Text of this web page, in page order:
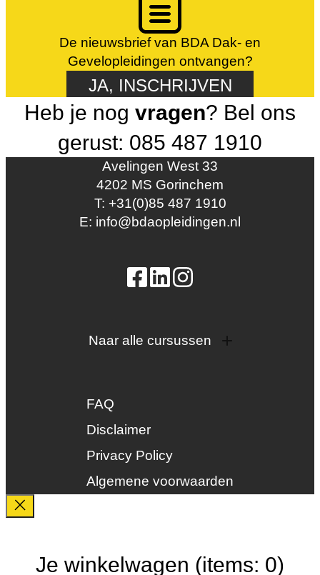
De nieuwsbrief van BDA Dak- en
Gevelopleidingen ontvangen?
JA, INSCHRIJVEN
Heb je nog vragen? Bel ons
gerust: 085 487 1910
Avelingen West 33
4202 MS Gorinchem
T: +31(0)85 487 1910
E: info@bdaopleidingen.nl
Naar alle cursussen
Zonne-energie
Duurzaamheid
Veiligheid
FAQ
Disclaimer
Privacy Policy
Algemene voorwaarden
Je winkelwagen (items: 0)